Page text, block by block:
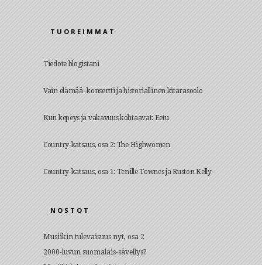
TUOREIMMAT
Tiedote blogistani
Vain elämää -konsertti ja historiallinen kitarasoolo
Kun kepeys ja vakavuus kohtaavat: Eetu
Country-katsaus, osa 2: The Highwomen
Country-katsaus, osa 1: Tenille Townes ja Ruston Kelly
NOSTOT
Musiikin tulevaisuus nyt, osa 2
2000-luvun suomalais-sävellys?